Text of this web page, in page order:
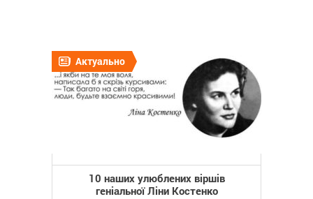
Актуально
10 наших улюблених віршів
геніальної Ліни Костенко